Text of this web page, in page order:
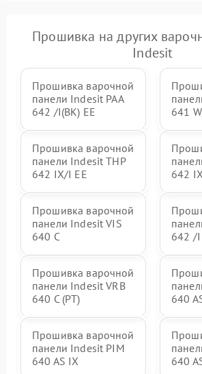
Прошивка на других
Indesit
Прошивка варочной
панели Indesit PAA
642 /I(BK) EE
641
Прошивка варочной
панели Indesit THP
642 IX/I EE
642
Прошивка варочной
панели Indesit VIS
640 C
642 /I
Прошивка варочной
панели Indesit VRB
640 C (PT)
640
Прошивка варочной
панели Indesit PIM
640 AS IX
640